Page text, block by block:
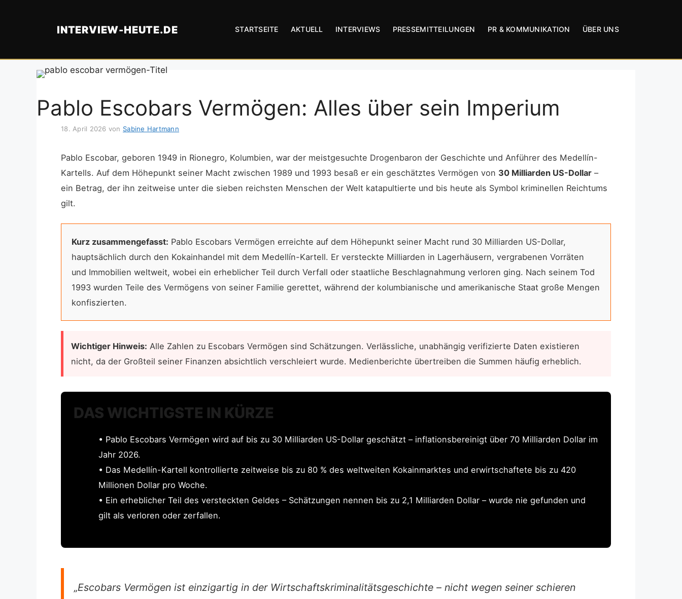
INTERVIEW-HEUTE.DE STARTSEITE AKTUELL INTERVIEWS PRESSEMITTEILUNGEN PR & KOMMUNIKATION ÜBER UNS
Pablo Escobars Vermögen: Alles über sein Imperium
18. April 2026 von Sabine Hartmann
Pablo Escobar, geboren 1949 in Rionegro, Kolumbien, war der meistgesuchte Drogenbaron der Geschichte und Anführer des Medellín-
Kartells. Auf dem Höhepunkt seiner Macht zwischen 1989 und 1993 besaß er ein geschätztes Vermögen von 30 Milliarden US-Dollar –
ein Betrag, der ihn zeitweise unter die sieben reichsten Menschen der Welt katapultierte und bis heute als Symbol kriminellen Reichtums
gilt.
Kurz zusammengefasst: Pablo Escobars Vermögen erreichte auf dem Höhepunkt seiner Macht rund 30 Milliarden US-Dollar,
hauptsächlich durch den Kokainhandel mit dem Medellín-Kartell. Er versteckte Milliarden in Lagerhäusern, vergrabenen Vorräten
und Immobilien weltweit, wobei ein erheblicher Teil durch Verfall oder staatliche Beschlagnahmung verloren ging. Nach seinem Tod
1993 wurden Teile des Vermögens von seiner Familie gerettet, während der kolumbianische und amerikanische Staat große Mengen
konfiszierten.
Wichtiger Hinweis: Alle Zahlen zu Escobars Vermögen sind Schätzungen. Verlässliche, unabhängig verifizierte Daten existieren
nicht, da der Großteil seiner Finanzen absichtlich verschleiert wurde. Medienberichte übertreiben die Summen häufig erheblich.
DAS WICHTIGSTE IN KÜRZE
• Pablo Escobars Vermögen wird auf bis zu 30 Milliarden US-Dollar geschätzt – inflationsbereinigt über 70 Milliarden Dollar im
Jahr 2026.
• Das Medellín-Kartell kontrollierte zeitweise bis zu 80 % des weltweiten Kokainmarktes und erwirtschaftete bis zu 420
Millionen Dollar pro Woche.
• Ein erheblicher Teil des versteckten Geldes – Schätzungen nennen bis zu 2,1 Milliarden Dollar – wurde nie gefunden und
gilt als verloren oder zerfallen.
„Escobars Vermögen ist einzigartig in der Wirtschaftskriminalitätsgeschichte – nicht wegen seiner schieren